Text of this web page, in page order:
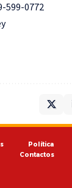
599-0772
Política
Contactos